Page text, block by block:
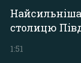
Найсильніша
столицю
1:51